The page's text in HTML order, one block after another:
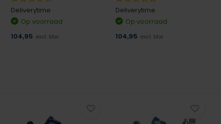
Deliverytime
Op voorraad
104,95 excl. btw
Deliverytime
Op voorraad
104,95 excl. btw